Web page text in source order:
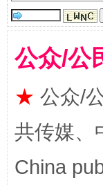
受贿1.44
公众/公
★ 公众/
共传媒、
China